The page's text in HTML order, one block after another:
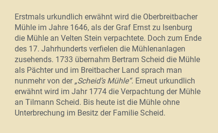
Erstmals urkundlich erwähnt wird die Oberbreitbacher
Mühle im Jahre 1646, als der Graf Ernst zu Isenburg
die Mühle an Velten Stein verpachtete. Doch zum Ende
des 17. Jahrhunderts verfielen die Mühlenanlagen
zusehends. 1733 übernahm Bertram Scheid die Mühle
als Pächter und im Breitbacher Land sprach man
nunmehr von der „Scheid’s Mühle“. Erneut urkundlich
erwähnt wird im Jahr 1774 die Verpachtung der Mühle
an Tilmann Scheid. Bis heute ist die Mühle ohne
Unterbrechung im Besitz der Familie Scheid.